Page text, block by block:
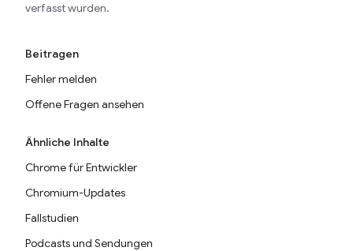
verfasst wurden.
Beitragen
Fehler melden
Offene Fragen ansehen
Ähnliche Inhalte
Chrome für Entwickler
Chromium-Updates
Fallstudien
Podcasts und Sendungen